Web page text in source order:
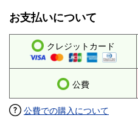
お支払いについて
クレジットカード
公費
公費での購入について